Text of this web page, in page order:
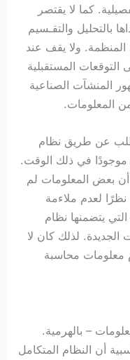
كما لا يقتصر
بالتحليل والتقـسيم
ولا يقف عند
التوقعات المستقبلية
المنشآت الصناعية
المعلومات.
عن طريق نظام
موجودًا في ذلك الوقت.
أن بعض المعلومات لم
لعدم ملاءمة
يتضمنها نظام
الجديدة. لذلك كان لا
معلومات محاسبة
– بالهرمية.
أن النظام المتكامل